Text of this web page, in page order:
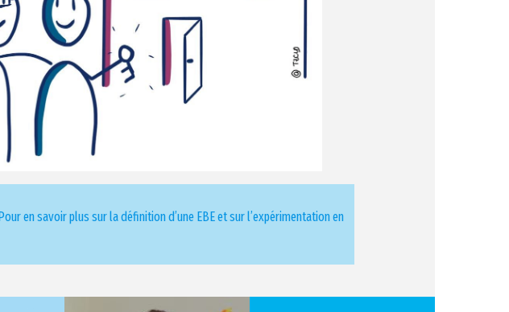
en savoir plus sur la définition d’une EBE et sur l’expérimentation en